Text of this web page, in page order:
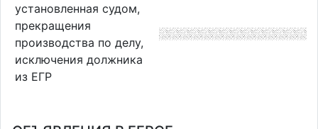
установленная судом,
прекращения
производства по делу,
исключения должника
из ЕГР